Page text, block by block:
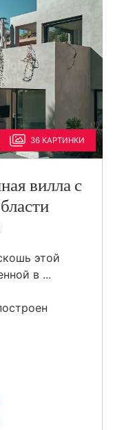
36 КАРТИНКИ
вилла с
этой
в ...